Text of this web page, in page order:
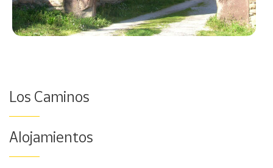
Los Caminos
Alojamientos